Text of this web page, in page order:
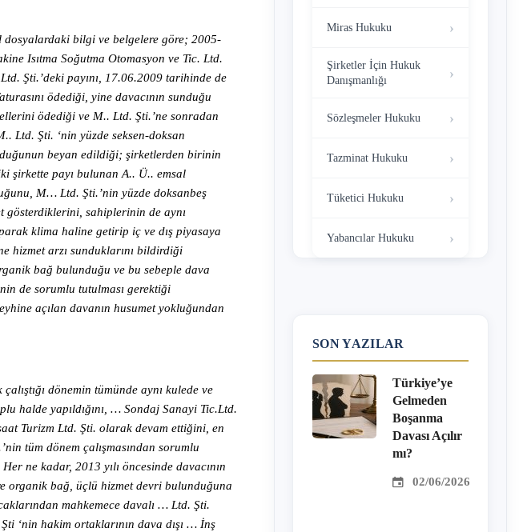
dosyalardaki bilgi ve belgelere göre; 2005-
Isıtma Soğutma Otomasyon ve Tic. Ltd.
Şti.’deki payını, 17.06.2009 tarihinde de
ödediği, yine davacının sunduğu
ödediği ve M.. Ltd. Şti.’ne sonradan
Ltd. Şti. ‘nin yüzde seksen-doksan
beyan edildiği; şirketlerden birinin
şirkette payı bulunan A.. Ü.. emsal
M… Ltd. Şti.’nin yüzde doksanbeş
gösterdiklerini, sahiplerinin de aynı
klima haline getirip iç ve dış piyasaya
hizmet arzı sunduklarını bildirdiği
bağ bulunduğu ve bu sebeple dava
de sorumlu tutulması gerektiği
açılan davanın husumet yokluğundan
dönemin tümünde aynı kulede ve
halde yapıldığını, … Sondaj Sanayi Tic.Ltd.
Turizm Ltd. Şti. olarak devam ettiğini, en
tüm dönem çalışmasından sorumlu
ne kadar, 2013 yılı öncesinde davacının
organik bağ, üçlü hizmet devri bulunduğuna
mahkemece davalı … Ltd. Şti.
‘nin hakim ortaklarının dava dışı … İnş
Miras Hukuku
Şirketler İçin Hukuk
Danışmanlığı
Sözleşmeler Hukuku
Tazminat Hukuku
Tüketici Hukuku
Yabancılar Hukuku
SON YAZILAR
Türkiye’ye
Gelmeden
Boşanma
Davası Açılır
mı?
02/06/2026